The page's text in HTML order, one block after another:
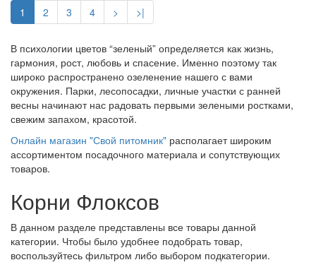
1 2 3 4 > >|
В психологии цветов “зеленый” определяется как жизнь,
гармония, рост, любовь и спасение. Именно поэтому так
широко распространено озеленение нашего с вами
окружения. Парки, лесопосадки, личные участки с ранней
весны начинают нас радовать первыми зелеными ростками,
свежим запахом, красотой.
Онлайн магазин "Свой питомник" располагает широким
ассортиментом посадочного материала и сопутствующих
товаров.
Корни Флоксов
В данном разделе представлены все товары данной
категории. Чтобы было удобнее подобрать товар,
воспользуйтесь фильтром либо выбором подкатегории.